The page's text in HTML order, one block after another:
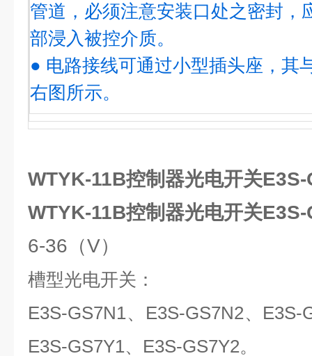
管道，必须注意安装口处之密封，
部浸入被控介质。
● 电路接线可通过小型插头座，其
右图所示。
WTYK-11B控制器光电开关
WTYK-11B控制器光电开关
6-36（V）
槽型光电开关：
E3S-GS7N1、E3S-GS7N2、E3S-
E3S-GS7Y1、E3S-GS7Y2。